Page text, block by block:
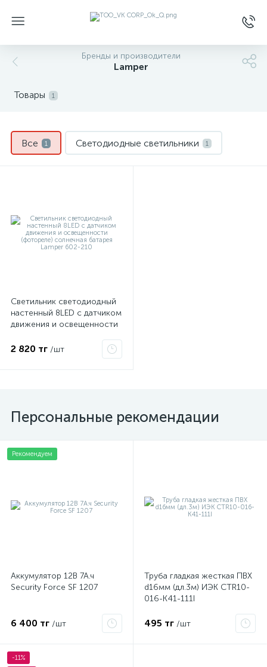
Бренды и производители
Lamper
Товары 1
Все 1 Светодиодные светильники 1
Светильник светодиодный
настенный 8LED с датчиком
движения и освещенности
батарея Lamper 602-210
2 820 тг /шт
Персональные рекомендации
Рекомендуем
Аккумулятор 12В 7А.ч
Security Force SF 1207
6 400 тг /шт
Труба гладкая жесткая ПВХ
d16мм (дл.3м) ИЭК CTR10-
016-K41-111I
495 тг /шт
-11%